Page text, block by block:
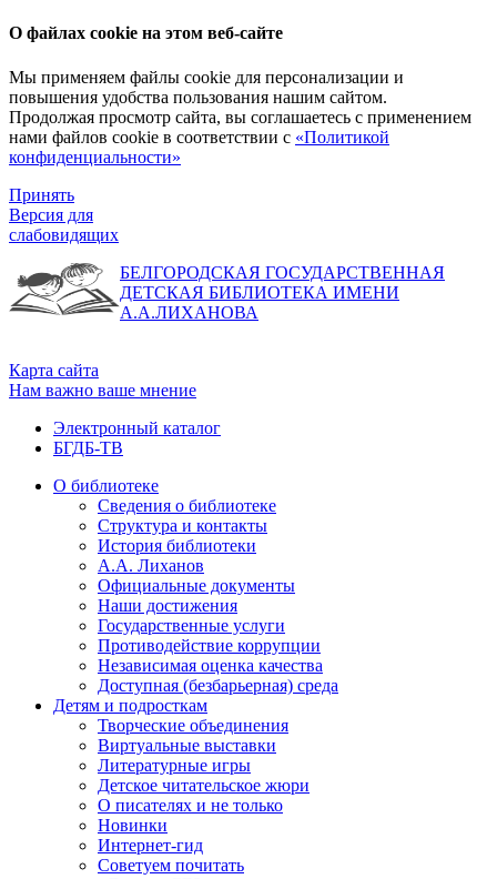
О файлах cookie на этом веб-сайте
Мы применяем файлы cookie для персонализации и
повышения удобства пользования нашим сайтом.
Продолжая просмотр сайта, вы соглашаетесь с применением
нами файлов cookie в соответствии с «Политикой
конфиденциальности»
Принять
Версия для
слабовидящих
БЕЛГОРОДСКАЯ ГОСУДАРСТВЕННАЯ
ДЕТСКАЯ БИБЛИОТЕКА ИМЕНИ
А.А.ЛИХАНОВА
Карта сайта
Нам важно ваше мнение
Электронный каталог
БГДБ-ТВ
О библиотеке
Сведения о библиотеке
Структура и контакты
История библиотеки
А.А. Лиханов
Официальные документы
Наши достижения
Государственные услуги
Противодействие коррупции
Независимая оценка качества
Доступная (безбарьерная) среда
Детям и подросткам
Творческие объединения
Виртуальные выставки
Литературные игры
Детское читательское жюри
О писателях и не только
Новинки
Интернет-гид
Советуем почитать